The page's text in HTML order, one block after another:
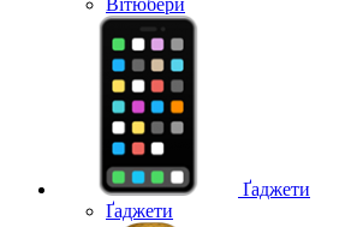
Вітюбери
Ґаджети
Ґаджети